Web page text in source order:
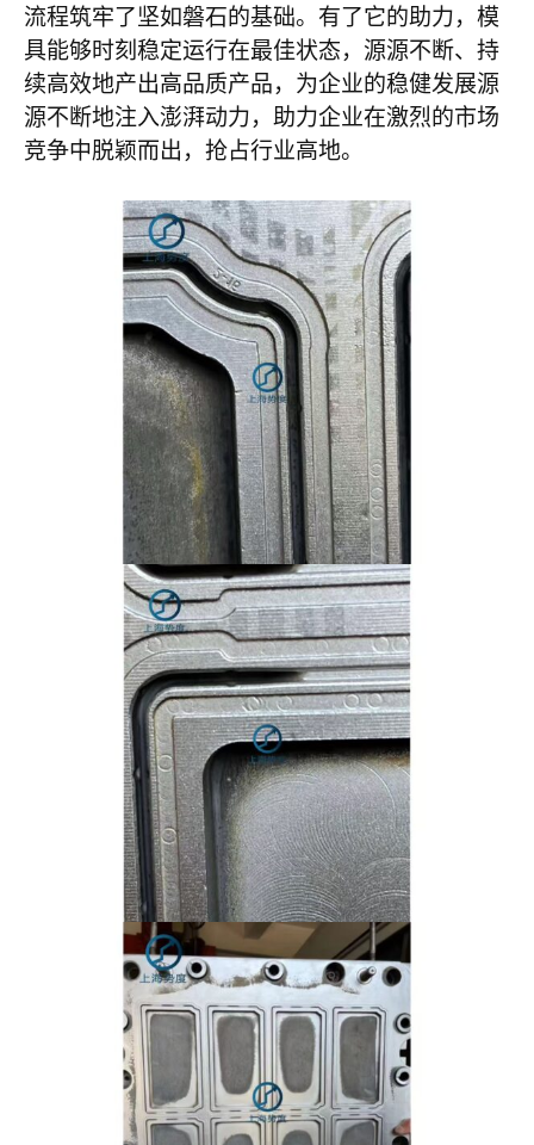
流程筑牢了坚如磐石的基础。有了它的助力，模
具能够时刻稳定运行在最佳状态，源源不断、持
续高效地产出高品质产品，为企业的稳健发展源
源不断地注入澎湃动力，助力企业在激烈的市场
竞争中脱颖而出，抢占行业高地。